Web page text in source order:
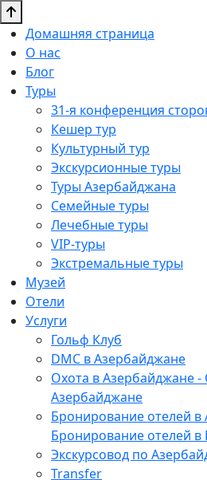
Домашняя страница
О нас
Блог
Туры
31-я конференция
Кешер тур
Культурный тур
Экскурсионные туры
Туры Азербайджана
Семейные туры
Лечебные туры
VIP-туры
Экстремальные туры
Музей
Отели
Услуги
Гольф Клуб
DMC в Азербайджане
Охота в Азербайджане
Азербайджане
Бронирование отелей в
Бронирование отелей в
Экскурсовод по
Transfer